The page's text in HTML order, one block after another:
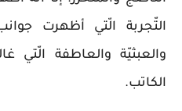
التّجربة الّتي أظهرت
والعبثيّة والعاطفة
الكاتب.